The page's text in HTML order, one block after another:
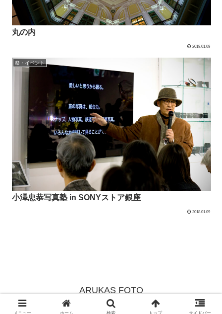
丸の内
2018.01.09
祭・イベント
小澤忠恭写真塾 in SONYストア銀座
2018.01.09
ARUKAS FOTO
Copyright © 2002-2026 ARUKAS FOTO All Rights Reserved.
メニュー ホーム 検索 トップ サイドバー